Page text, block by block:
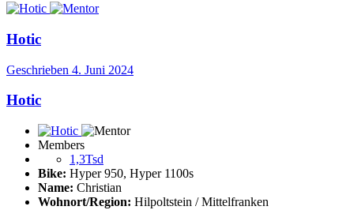
Hotic
Geschrieben 4. Juni 2024
Hotic
Members
1,3Tsd
Bike: Hyper 950, Hyper 1100s
Name: Christian
Wohnort/Region: Hilpoltstein / Mittelfranken